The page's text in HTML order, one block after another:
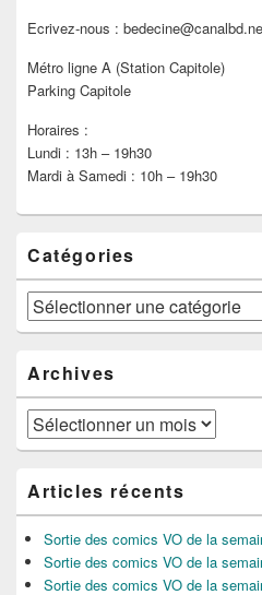
Ecrivez-nous :
Métro ligne A (Station Capitole)
Parking Capitole
Horaires :
Lundi : 13h – 19h30
Mardi à Samedi : 10h – 19h30
Catégories
Catégories
Archives
Archives
Articles récents
Sortie des comics VO de la
Sortie des comics VO de la
Sortie des comics VO de la